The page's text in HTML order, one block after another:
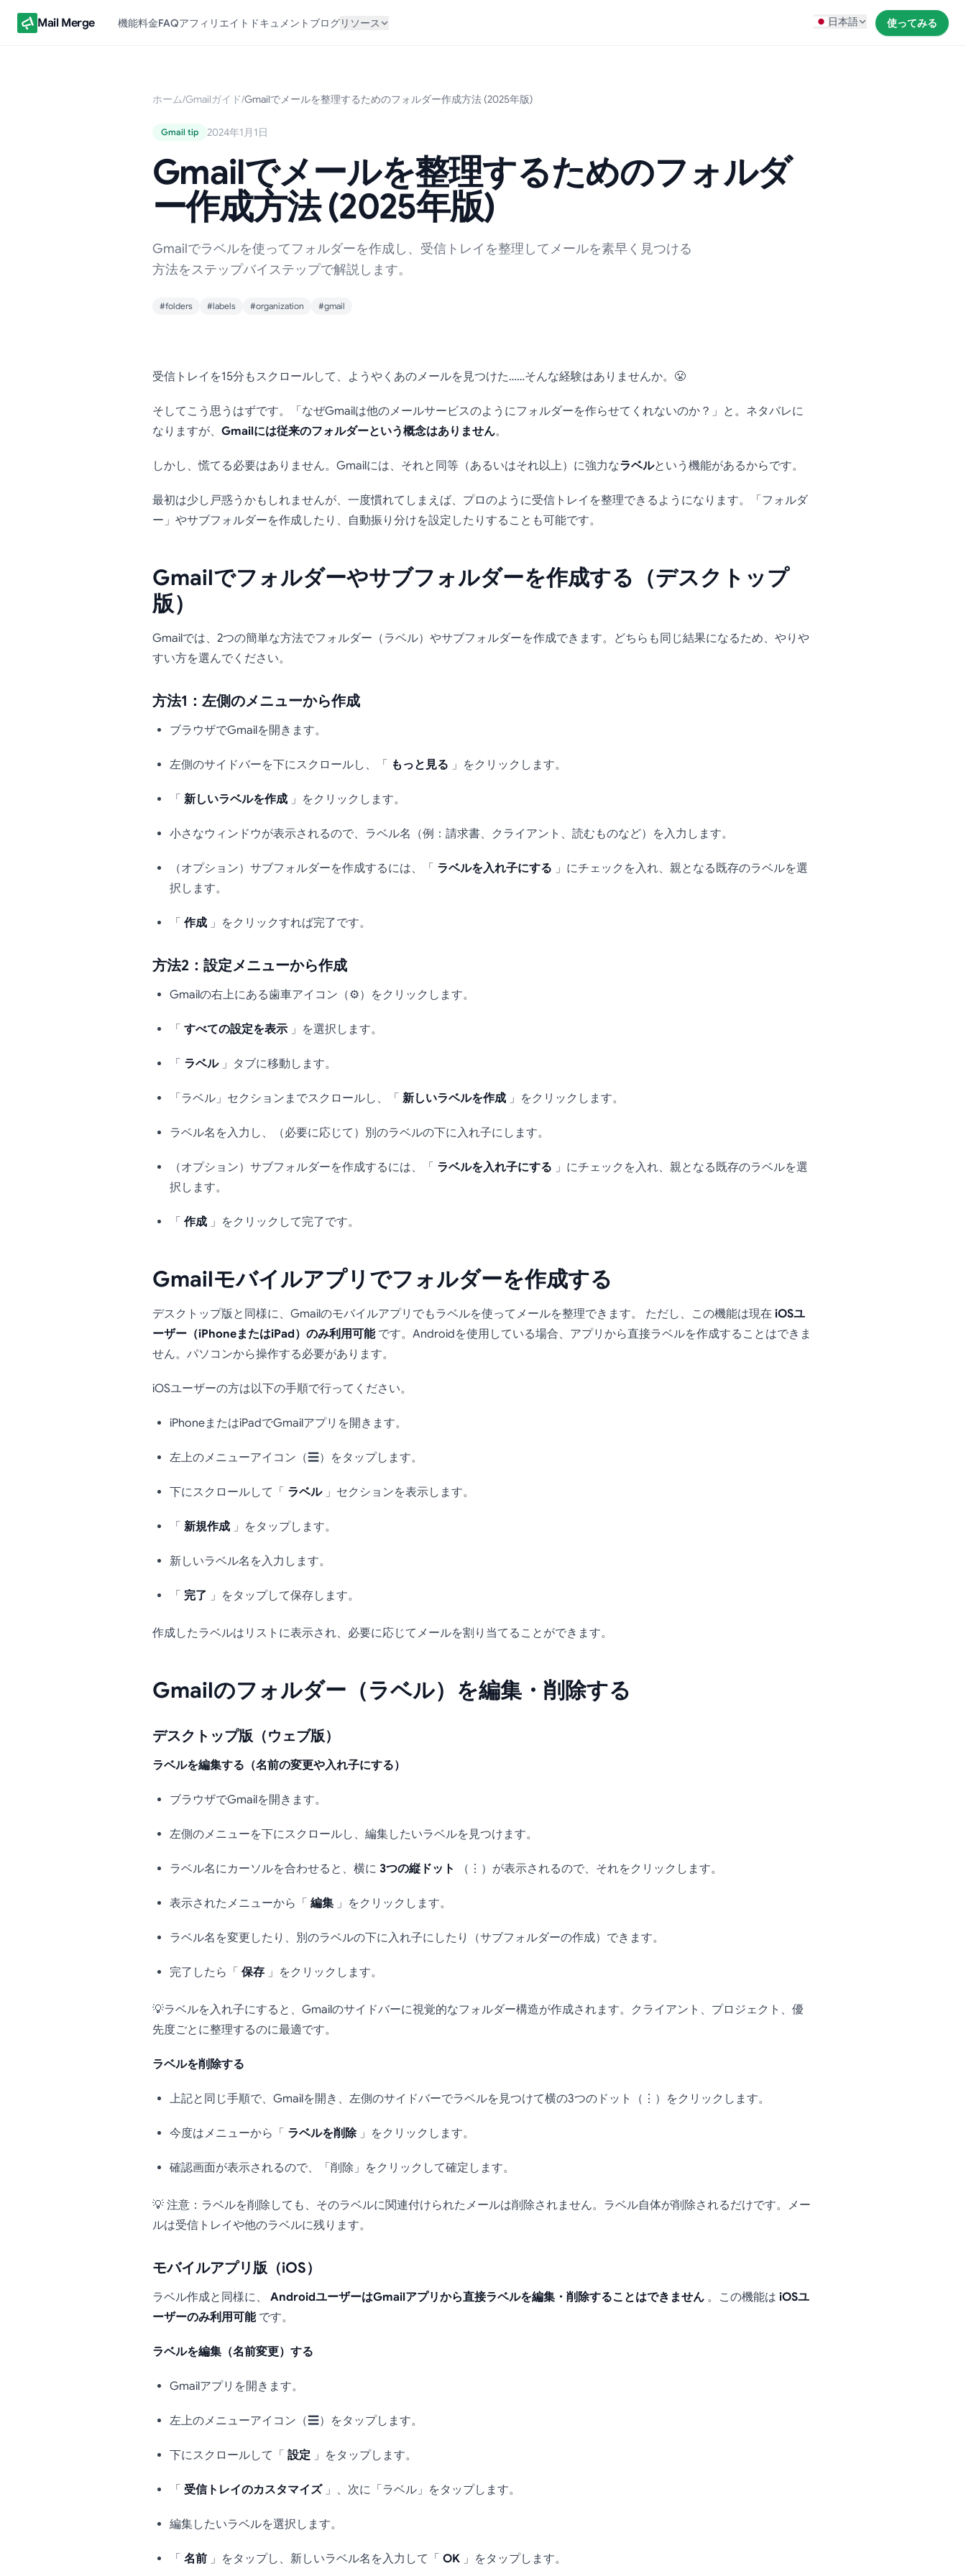
Mail Merge 機能料金FAQアフィリエイト ドキュメント ブログリソース 日本語 使ってみる
ホーム/Gmailガイド/Gmailでメールを整理するためのフォルダー作成方法 (2025年版)
Gmail tip 2024年1月1日
Gmailでメールを整理するためのフォルダ
ー作成方法 (2025年版)
Gmailでラベルを使ってフォルダーを作成し、受信トレイを整理してメールを素早く見つける
方法をステップバイステップで解説します。
#folders #labels #organization #gmail
Gmailでメールを整理するためのフォ
ルダー作成方法 (2025年版)
受信トレイを15分もスクロールして、ようやくあのメールを見つけた……そんな経験はありませんか。😤
そしてこう思うはずです。「なぜGmailは他のメールサービスのようにフォルダーを作らせてくれないのか？」と。ネタバレに
なりますが、 Gmailには従来のフォルダーという概念はありません。
しかし、慌てる必要はありません。Gmailには、それと同等（あるいはそれ以上）に強力なラベルという機能があるからです。
最初は少し戸惑うかもしれませんが、一度慣れてしまえば、プロのように受信トレイを整理できるようになります。「フォルダ
ー」やサブフォルダーを作成したり、自動振り分けを設定したりすることも可能です。
Gmailでフォルダーやサブフォルダーを作成する（デスクトップ
版）
Gmailでは、2つの簡単な方法でフォルダー（ラベル）やサブフォルダーを作成できます。どちらも同じ結果になるため、やりや
すい方を選んでください。
方法1：左側のメニューから作成
ブラウザでGmailを開きます。
左側のサイドバーを下にスクロールし、「 もっと見る 」をクリックします。
「 新しいラベルを作成」をクリックします。
小さなウィンドウが表示されるので、ラベル名（例：請求書、クライアント、読むものなど）を入力します。
（オプション）サブフォルダーを作成するには、「 ラベルを入れ子にする 」にチェックを入れ、親となる既存のラベルを選
択します。
「 作成」をクリックすれば完了です。
方法2：設定メニューから作成
Gmailの右上にある歯車アイコン（⚙️）をクリックします。
「 すべての設定を表示」を選択します。
「 ラベル」タブに移動します。
「ラベル」セクションまでスクロールし、「 新しいラベルを作成」をクリックします。
ラベル名を入力し、（必要に応じて）別のラベルの下に入れ子にします。
（オプション）サブフォルダーを作成するには、「 ラベルを入れ子にする 」にチェックを入れ、親となる既存のラベルを選
択します。
「 作成」をクリックして完了です。
Gmailモバイルアプリでフォルダーを作成する
デスクトップ版と同様に、Gmailのモバイルアプリでもラベルを使ってメールを整理できます。 ただし、この機能は現在 iOSユ
ーザー（iPhoneまたはiPad）のみ利用可能です。Androidを使用している場合、アプリから直接ラベルを作成することはできま
せん。パソコンから操作する必要があります。
iOSユーザーの方は以下の手順で行ってください。
iPhoneまたはiPadでGmailアプリを開きます。
左上のメニューアイコン（☰）をタップします。
下にスクロールして「 ラベル」セクションを表示します。
「 新規作成」をタップします。
新しいラベル名を入力します。
「 完了 」をタップして保存します。
作成したラベルはリストに表示され、必要に応じてメールを割り当てることができます。
Gmailのフォルダー（ラベル）を編集・削除する
デスクトップ版（ウェブ版）
ラベルを編集する（名前の変更や入れ子にする）
ブラウザでGmailを開きます。
左側のメニューを下にスクロールし、編集したいラベルを見つけます。
ラベル名にカーソルを合わせると、横に 3つの縦ドット （⋮）が表示されるので、それをクリックします。
表示されたメニューから「 編集」をクリックします。
ラベル名を変更したり、別のラベルの下に入れ子にしたり（サブフォルダーの作成）できます。
完了したら「 保存」をクリックします。
💡ラベルを入れ子にすると、Gmailのサイドバーに視覚的なフォルダー構造が作成されます。クライアント、プロジェクト、優
先度ごとに整理するのに最適です。
ラベルを削除する
上記と同じ手順で、Gmailを開き、左側のサイドバーでラベルを見つけて横の3つのドット（⋮）をクリックします。
今度はメニューから「 ラベルを削除」をクリックします。
確認画面が表示されるので、「削除」をクリックして確定します。
💡 注意：ラベルを削除しても、そのラベルに関連付けられたメールは削除されません。ラベル自体が削除されるだけです。メー
ルは受信トレイや他のラベルに残ります。
モバイルアプリ版（iOS）
ラベル作成と同様に、 AndroidユーザーはGmailアプリから直接ラベルを編集・削除することはできません。この機能は iOSユ
ーザーのみ利用可能です。
ラベルを編集（名前変更）する
Gmailアプリを開きます。
左上のメニューアイコン（☰）をタップします。
下にスクロールして「 設定」をタップします。
「 受信トレイのカスタマイズ」、次に「ラベル」をタップします。
編集したいラベルを選択します。
「 名前」をタップし、新しいラベル名を入力して「 OK」をタップします。